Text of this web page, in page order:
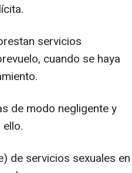
servicios
cuando se haya
de modo negligente y
de servicios sexuales en